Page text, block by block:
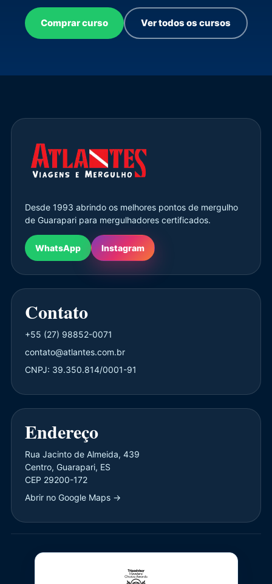
Comprar curso Ver todos os cursos
Desde 1993 abrindo os melhores pontos de mergulho
de Guarapari para mergulhadores certificados.
WhatsApp Instagram
Contato
+55 (27) 98852-0071
contato@atlantes.com.br
CNPJ: 39.350.814/0001-91
Endereço
Rua Jacinto de Almeida, 439
Centro, Guarapari, ES
CEP 29200-172
Abrir no Google Maps →